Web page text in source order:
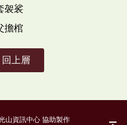
裟
棺
回上層
山資訊中心 協助製作